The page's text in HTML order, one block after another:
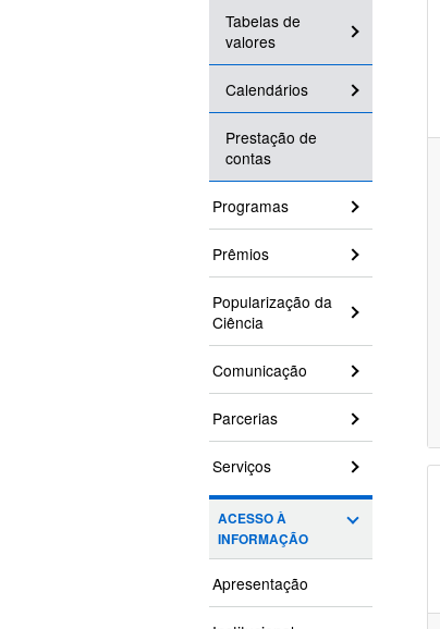
Tabelas de
valores
Calendários
Prestação de
contas
Programas
Prêmios
Popularização da
Ciência
Comunicação
Parcerias
Serviços
ACESSO À
INFORMAÇÃO
Apresentação